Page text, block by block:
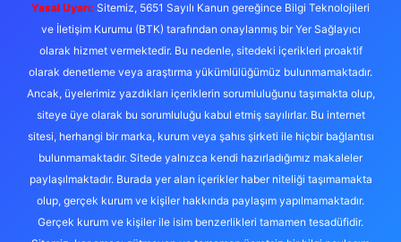
Yasal Uyarı: Sitemiz, 5651 Sayılı Kanun gereğince Bilgi Teknolojileri
ve İletişim Kurumu (BTK) tarafından onaylanmış bir Yer Sağlayıcı
olarak hizmet vermektedir. Bu nedenle, sitedeki içerikleri proaktif
olarak denetleme veya araştırma yükümlülüğümüz bulunmamaktadır.
Ancak, üyelerimiz yazdıkları içeriklerin sorumluluğunu taşımakta olup,
siteye üye olarak bu sorumluluğu kabul etmiş sayılırlar. Bu internet
sitesi, herhangi bir marka, kurum veya şahıs şirketi ile hiçbir bağlantısı
bulunmamaktadır. Sitede yalnızca kendi hazırladığımız makaleler
paylaşılmaktadır. Burada yer alan içerikler haber niteliği taşımamakta
olup, gerçek kurum ve kişiler hakkında paylaşım yapılmamaktadır.
Gerçek kurum ve kişiler ile isim benzerlikleri tamamen tesadüfidir.